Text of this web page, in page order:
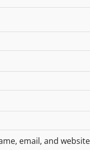
email, and